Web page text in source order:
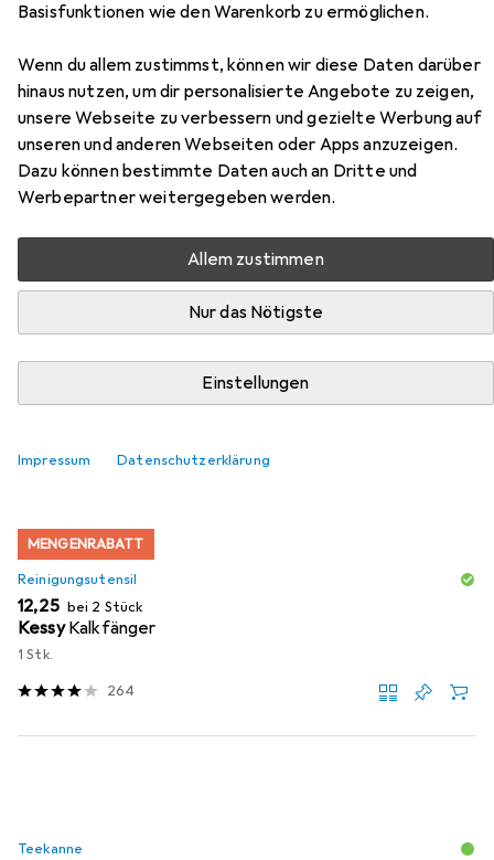
Basisfunktionen wie den Warenkorb zu ermöglichen.
Wenn du allem zustimmst, können wir diese Daten darüber
hinaus nutzen, um dir personalisierte Angebote zu zeigen,
unsere Webseite zu verbessern und gezielte Werbung auf
unseren und anderen Webseiten oder Apps anzuzeigen.
Dazu können bestimmte Daten auch an Dritte und
Werbepartner weitergegeben werden.
Allem zustimmen
Nur das Nötigste
Einstellungen
Impressum Datenschutzerklärung
Zubehör für Tristar
Wasserkocher WK-3380
Hier findest du passendes Zubehör zum Produkt Tristar
Wasserkocher WK-3380 aus den Kategorien
Reinigungsutensil, Teekanne und Entkalker.
Relevanz
MENGENRABATT
Reinigungsutensil
EUR
12,25 bei 2 Stück
Kessy Kalkfänger
1 Stk.
264
Teekanne